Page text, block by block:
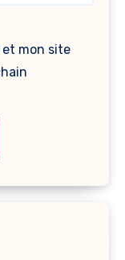
mon site